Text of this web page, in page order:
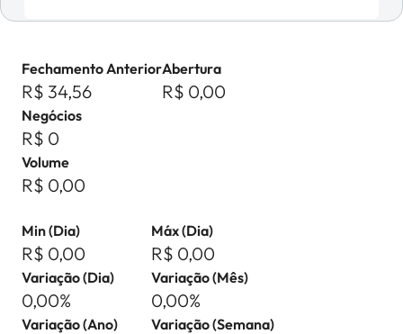
Fechamento Anterior
R$ 34,56
Abertura
R$ 0,00
Negócios
R$ 0
Volume
R$ 0,00
Min (Dia)
R$ 0,00
Máx (Dia)
R$ 0,00
Variação (Dia)
0,00%
Variação (Mês)
0,00%
Variação (Ano) Variação (Semana)